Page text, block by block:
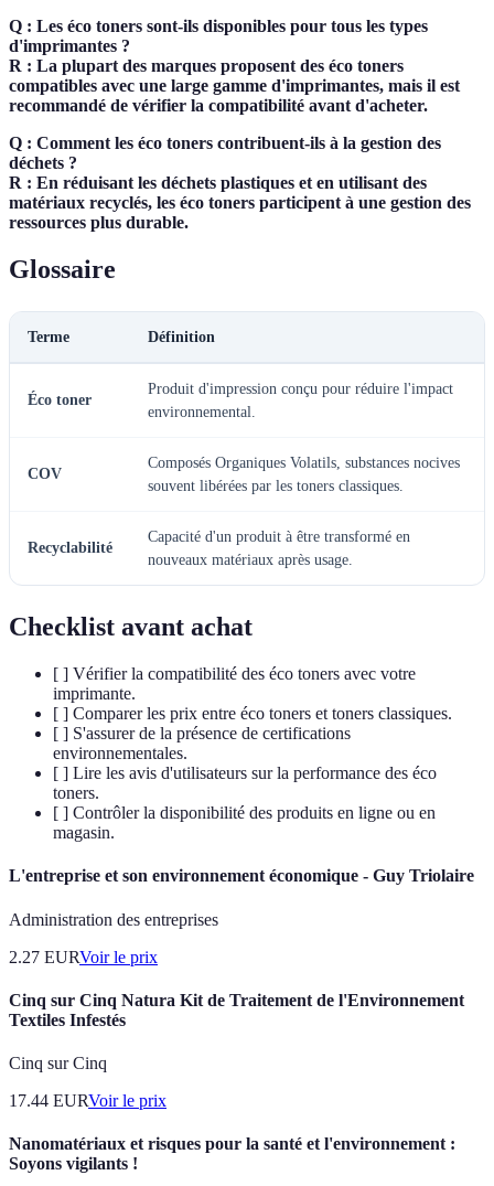
Q : Les éco toners sont-ils disponibles pour tous les types
d'imprimantes ?
R : La plupart des marques proposent des éco toners
compatibles avec une large gamme d'imprimantes, mais il est
recommandé de vérifier la compatibilité avant d'acheter.
Q : Comment les éco toners contribuent-ils à la gestion des
déchets ?
R : En réduisant les déchets plastiques et en utilisant des
matériaux recyclés, les éco toners participent à une gestion des
ressources plus durable.
Glossaire
Terme Définition
Éco toner
Produit d'impression conçu pour réduire l'impact
environnemental.
COV
Composés Organiques Volatils, substances nocives
souvent libérées par les toners classiques.
Recyclabilité
Capacité d'un produit à être transformé en
nouveaux matériaux après usage.
Checklist avant achat
[ ] Vérifier la compatibilité des éco toners avec votre
imprimante.
[ ] Comparer les prix entre éco toners et toners classiques.
[ ] S'assurer de la présence de certifications
environnementales.
[ ] Lire les avis d'utilisateurs sur la performance des éco
toners.
[ ] Contrôler la disponibilité des produits en ligne ou en
magasin.
L'entreprise et son environnement économique - Guy Triolaire
Administration des entreprises
2.27 EURVoir le prix
Cinq sur Cinq Natura Kit de Traitement de l'Environnement
Textiles Infestés
Cinq sur Cinq
17.44 EURVoir le prix
Nanomatériaux et risques pour la santé et l'environnement :
Soyons vigilants !